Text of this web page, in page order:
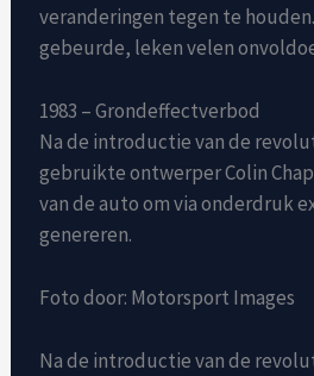
veranderingen tegen te
gebeurde, leken velen
1983 – Grondeffectverbod
Na de introductie van de
gebruikte ontwerper Colin
van de auto om via onderdruk
genereren.
Foto door: Motorsport Images
Na de introductie van de